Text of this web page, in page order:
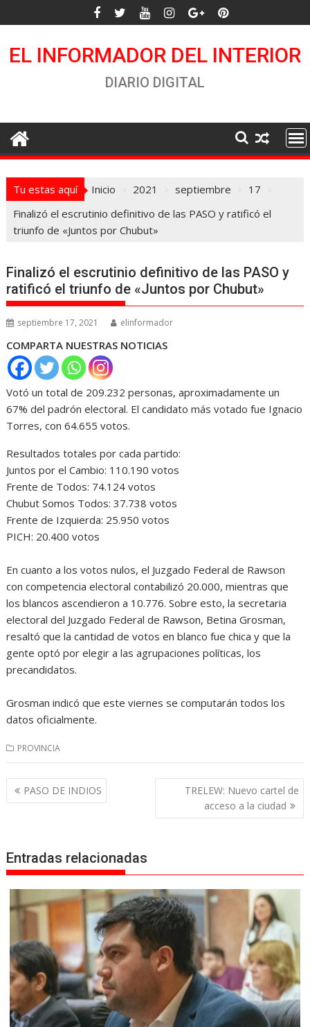
al
EL INFORMADOR DEL INTERIOR
DIARIO DIGITAL
Tu estas aquí Inicio 2021 septiembre
17
Finalizó el escrutinio definitivo de las PASO y ratificó el
triunfo de «Juntos por Chubut»
Finalizó el escrutinio definitivo de las PASO y
ratificó el triunfo de «Juntos por Chubut»
septiembre 17, 2021 elinformador
COMPARTA NUESTRAS NOTICIAS
Votó un total de 209.232 personas, aproximadamente un
67% del padrón electoral. El candidato más votado fue Ignacio
Torres, con 64.655 votos.
Resultados totales por cada partido:
Juntos por el Cambio: 110.190 votos
Frente de Todos: 74.124 votos
Chubut Somos Todos: 37.738 votos
Frente de Izquierda: 25.950 votos
PICH: 20.400 votos
En cuanto a los votos nulos, el Juzgado Federal de Rawson
con competencia electoral contabilizó 20.000, mientras que
los blancos ascendieron a 10.776. Sobre esto, la secretaria
electoral del Juzgado Federal de Rawson, Betina Grosman,
resaltó que la cantidad de votos en blanco fue chica y que la
gente optó por elegir a las agrupaciones políticas, los
precandidatos.
Grosman indicó que este viernes se computarán todos los
datos oficialmente.
PROVINCIA
Navegación
de
PASO DE INDIOS
TRELEW: Nuevo cartel de
acceso a la ciudad
Entradas relacionadas